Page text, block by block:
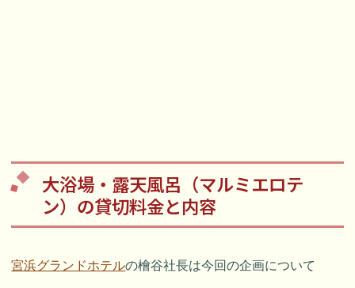
大浴場・露天風呂（マルミエロテ
ン）の貸切料金と内容
宮浜グランドホテルの檜谷社長は今回の企画について